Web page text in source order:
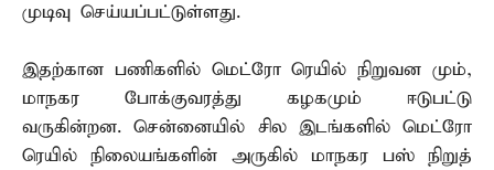
முடிவு செய்யப்பட்டுள்ளது.
இதற்கான பணிகளில் மெட்ரோ ரெயில் நிறுவன மும்,
மாநகர போக்குவரத்து கழகமும் ஈடுபட்டு
வருகின்றன. சென்னையில் சில இடங்களில் மெட்ரோ
ரெயில் நிலையங்களின் அருகில் மாநகர பஸ் நிறுத்